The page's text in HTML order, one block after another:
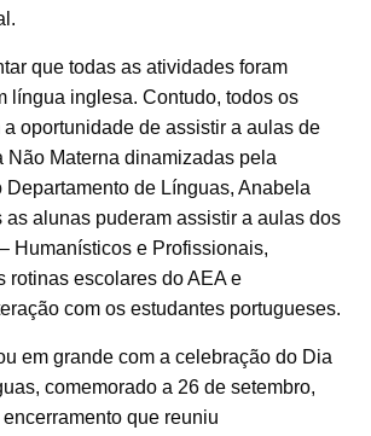
que todas as atividades foram
língua inglesa. Contudo, todos os
oportunidade de assistir a aulas de
Não Materna dinamizadas pela
de Línguas, Anabela
as alunas puderam assistir a aulas dos
Humanísticos e Profissionais,
rotinas escolares do AEA e
com os estudantes portugueses.
em grande com a celebração do Dia
comemorado a 26 de setembro,
que reuniu